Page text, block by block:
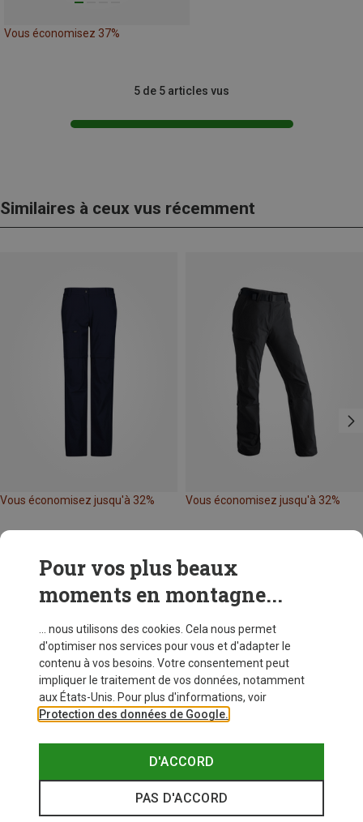
Vous économisez 37%
5 de 5 articles vus
Similaires à ceux vus récemment
Vous économisez jusqu'à 32% Vous économisez jusqu'à 32%
Pour vos plus beaux
moments en montagne...
... nous utilisons des cookies. Cela nous permet
d'optimiser nos services pour vous et d'adapter le
contenu à vos besoins. Votre consentement peut
impliquer le traitement de vos données, notamment
aux États-Unis. Pour plus d'informations, voir
Protection des données de Google.
D'ACCORD
PAS D'ACCORD